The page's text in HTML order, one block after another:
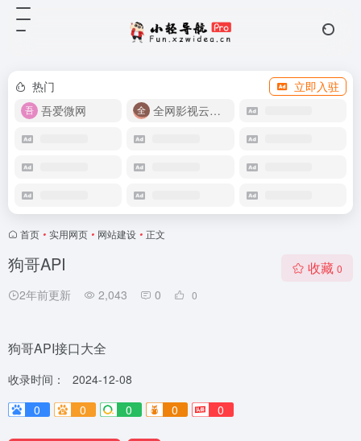
热门
立即入驻
吾爱微网
全网影视云盘资源
首页 • 实用网页 • 网站建设 • 正文
狗哥API
2年前更新 2,043 0 0
收藏 0
狗哥API接口大全
收录时间：
2024-12-08
0
0 0 0 0